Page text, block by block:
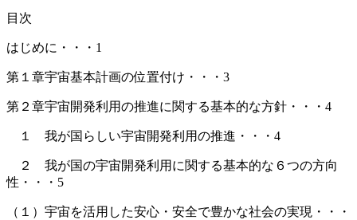
目次
はじめに・・・1
第１章宇宙基本計画の位置付け・・・3
第２章宇宙開発利用の推進に関する基本的な方針・・・4
１ 我が国らしい宇宙開発利用の推進・・・4
２ 我が国の宇宙開発利用に関する基本的な６つの方向
性・・・5
（１）宇宙を活用した安心・安全で豊かな社会の実現・・・